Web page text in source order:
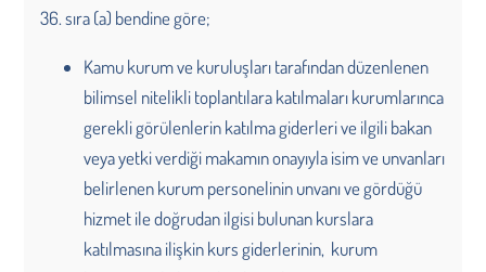
36. sıra (a) bendine göre;
Kamu kurum ve kuruluşları tarafından düzenlenen
bilimsel nitelikli toplantılara katılmaları kurumlarınca
gerekli görülenlerin katılma giderleri ve ilgili bakan
veya yetki verdiği makamın onayıyla isim ve unvanları
belirlenen kurum personelinin unvanı ve gördüğü
hizmet ile doğrudan ilgisi bulunan kurslara
katılmasına ilişkin kurs giderlerinin, kurum